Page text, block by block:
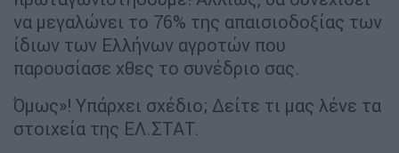
να μεγαλώνει το 76% της απαισιοδοξίας των
ίδιων των Ελλήνων αγροτών που
παρουσίασε χθες το συνέδριο σας.
Όμως»! Υπάρχει σχέδιο; Δείτε τι μας λένε τα
στοιχεία της ΕΛ.ΣΤΑΤ.